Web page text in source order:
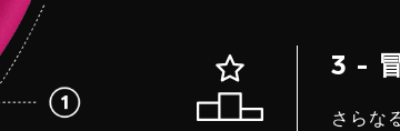
3 -
さらな